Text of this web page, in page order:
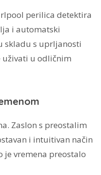
perilica detektira
i automatski
skladu s uprljanosti
uživati u odličnim
Zaslon s preostalim
i intuitivan način
je vremena preostalo